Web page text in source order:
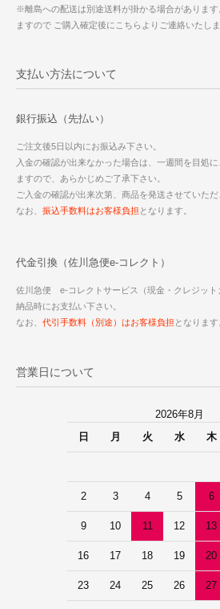
※離島への配送は別途送料が掛かる場合がありま
ますので ご購入確定後にこちらよりご連絡いたし
支払い方法について
銀行振込（先払い）
ご注文後5日以内にお振込み下さい。
入金の確認が出来なかった場合は、一週間を目処
ますので、あらかじめご了承下さい。
ご入金の確認が出来次第、商品を発送させていただ
なお、 振込手数料はお客様負担 となります。
代金引換（佐川急便e-コレクト）
佐川急便 e-コレクトサービス（現金・クレジット
納品時にお支払い下さい。
なお、 代引手数料（別途）はお客様負担 となります
営業日について
2026年8月
日
月 火 水 木
2 3 4 5 6
9 10 11 12 13
16 17 18 19 20
23 24 25 26 27